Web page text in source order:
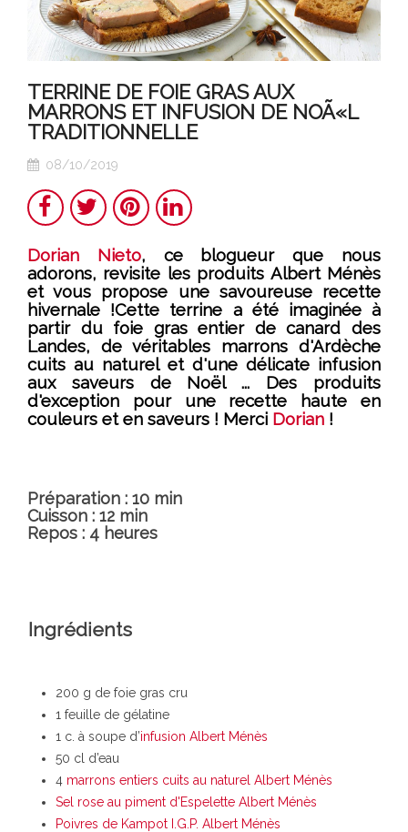
TERRINE DE FOIE GRAS AUX
MARRONS ET INFUSION DE NOÃ«L
TRADITIONNELLE
08/10/2019
Dorian Nieto, ce blogueur que nous
adorons, revisite les produits Albert Ménès
et vous propose une savoureuse recette
hivernale !Cette terrine a été imaginée à
partir du foie gras entier de canard des
Landes, de véritables marrons d'Ardèche
cuits au naturel et d'une délicate infusion
aux saveurs de Noël ... Des produits
d'exception pour une recette haute en
couleurs et en saveurs ! Merci Dorian !
Préparation : 10 min
Cuisson : 12 min
Repos : 4 heures
Ingrédients
200 g de foie gras cru
1 feuille de gélatine
1 c. à soupe d’infusion Albert Ménès
50 cl d’eau
4 marrons entiers cuits au naturel Albert Ménès
Sel rose au piment d'Espelette Albert Ménès
Poivres de Kampot I.G.P. Albert Ménès